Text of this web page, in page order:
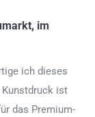
im
ich dieses
ist
das Premium-